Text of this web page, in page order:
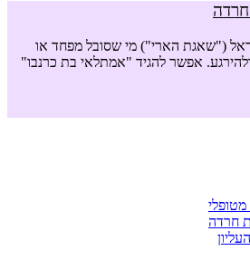
("שאגת הארי") מי שסובל מפחד או
אפשר להגיד "אמתלאי בת כרנבו"
חרדה